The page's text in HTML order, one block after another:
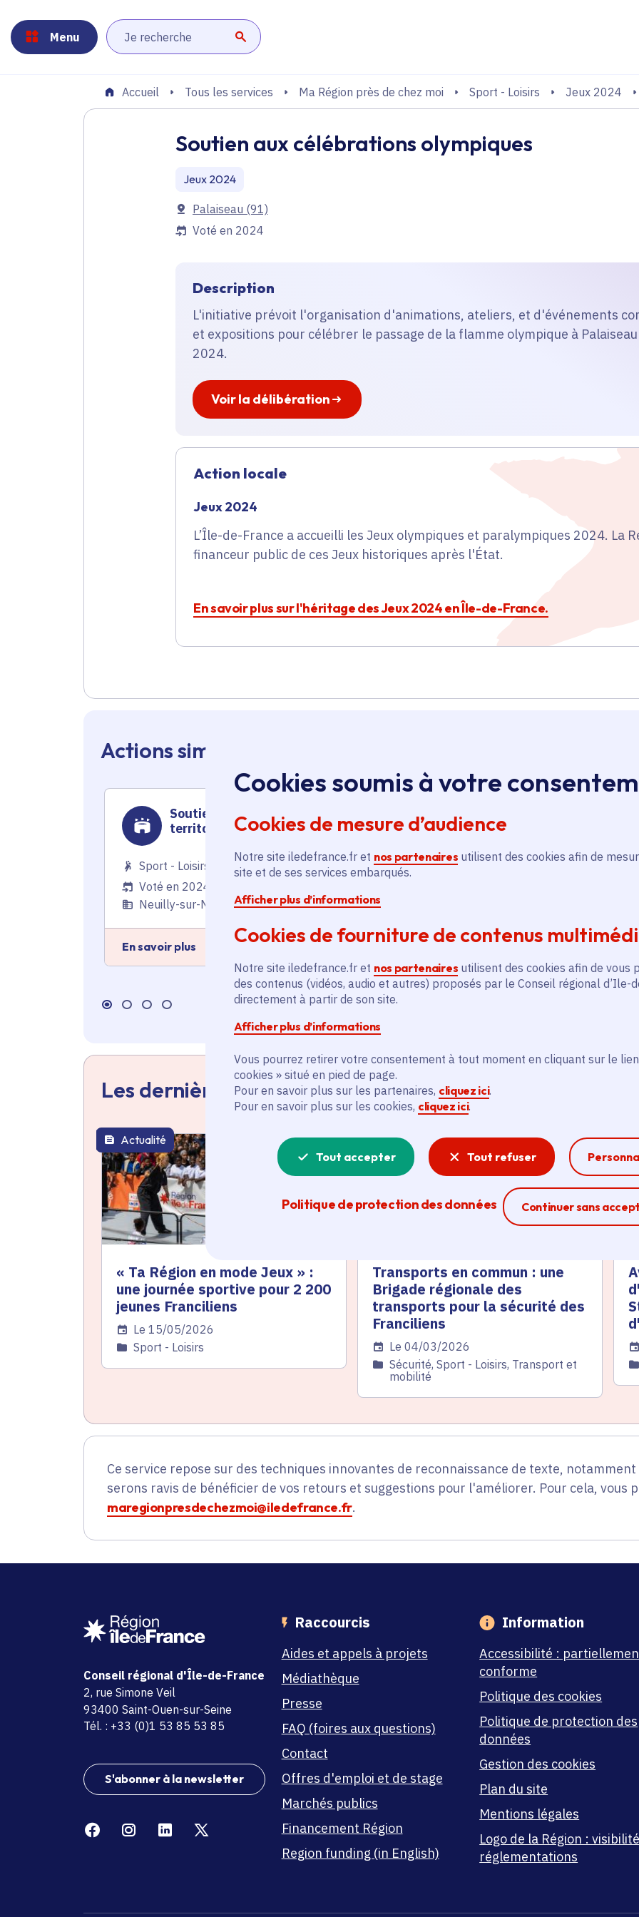
Cookies soumis à votre
Cookies de mesure d’audience
Notre site iledefrance.fr et nos partenaires utilisent des cookies afin de
site et de ses services embarqués.
Afficher plus d’informations
Cookies de fourniture de contenus
Notre site iledefrance.fr et nos partenaires utilisent des cookies afin de vous
des contenus (vidéos, audio et autres) proposés par le Conseil régional d’Ile-
directement à partir de son site.
Afficher plus d’informations
Vous pourrez retirer votre consentement à tout moment en cliquant sur le
cookies » situé en pied de page.
Pour en savoir plus sur les partenaires, cliquez ici.
Pour en savoir plus sur les cookies, cliquez ici.
Tout accepter Tout refuser
Politique de protection des données Continuer sans
Ferme la
Menu
Lancer la recherche
Accueil Tous les services Ma Région près de chez moi Sport - Loisirs Jeux 2024
Soutien aux célébrations olympiques
Jeux 2024
Communes
Palaiseau (91)
Voté en 2024
Description
L'initiative prévoit l'organisation d'animations, ateliers, et d'événements
et expositions pour célébrer le passage de la flamme olympique à
2024.
Voir la délibération
Action locale
Jeux 2024
L’Île-de-France a accueilli les Jeux olympiques et paralympiques 2024. La
financeur public de ces Jeux historiques après l'État.
En savoir plus sur l'héritage des Jeux 2024 en Île-de-France.
Actions similaires en Île-de-France
Soutien aux célébrations
territoriales
Sport - Loisirs
Voté en 2024
Neuilly-sur-Marne (93)
En savoir plus
Soutien aux célébrations
territoriales pour 25 000
Sport - Loisirs
Les dernières actualités
thématique active
Actualité
« Ta Région en mode Jeux » :
une journée sportive pour 2 200
jeunes Franciliens
Date de l'arrêté
Le 15/05/2026
Catégorie
Sport - Loisirs
thématique active
Actualité
Transports en commun : une
Brigade régionale des
transports pour la sécurité des
Franciliens
Date de l'arrêté
Le 04/03/2026
Catégorie
Sécurité, Sport - Loisirs, Transport et
mobilité
Ce service repose sur des techniques innovantes de reconnaissance de texte,
serons ravis de bénéficier de vos retours et suggestions pour l'améliorer. Pour cela, vous
maregionpresdechezmoi@iledefrance.fr.
Conseil régional d'Île-de-France
adresse
2, rue Simone Veil
code postal et commune
93400 Saint-Ouen-sur-Seine
Tél. : +33 (0)1 53 85 53 85
S'abonner à la newsletter
FacebookInstagramLinkedin
Raccourcis
Aides et appels à projets
Médiathèque
Presse
FAQ (foires aux questions)
Contact
Offres d'emploi et de stage
Marchés publics
Financement Région
Region funding (in English)
Information
Accessibilité :
conforme
Politique des cookies
Politique de protection des
données
Gestion des cookies
Plan du site
Mentions légales
Logo de la Région :
réglementations